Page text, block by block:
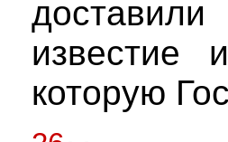
известие
которую